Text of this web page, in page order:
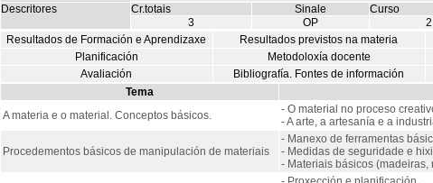
Descritores
Cr.totais Sinale Curso
3
OP 2
Resultados de Formación e Aprendizaxe
Resultados previstos na materia
Planificación
Metodoloxía docente
Avaliación
Bibliografía. Fontes de información
Tema
A materia e o material. Conceptos básicos.
- O material no proceso
- A arte, a artesanía e a
Procedementos básicos de manipulación de materiais
- Manexo de ferramentas
- Medidas de seguridade e
- Materiais básicos (madeiras,